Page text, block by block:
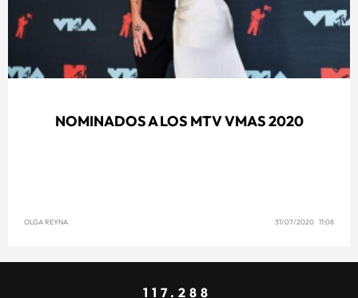
NOMINADOS A LOS MTV VMAS 2020
OLGA REYNA 31/07/2020 11:08
117.288